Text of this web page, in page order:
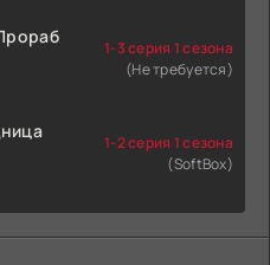
1-3 серия 1 сезона
(Не требуется)
1-2 серия 1 сезона
(SoftBox)